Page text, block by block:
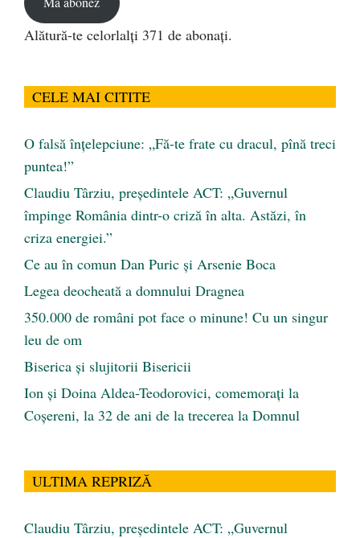
Alătură-te celorlalți 371 de abonați.
CELE MAI CITITE
O falsă înțelepciune: „Fă-te frate cu dracul, pînă treci
puntea!”
Claudiu Târziu, președintele ACT: „Guvernul
împinge România dintr-o criză în alta. Astăzi, în
criza energiei.”
Ce au în comun Dan Puric şi Arsenie Boca
Legea deocheată a domnului Dragnea
350.000 de români pot face o minune! Cu un singur
leu de om
Biserica și slujitorii Bisericii
Ion și Doina Aldea-Teodorovici, comemorați la
Coșereni, la 32 de ani de la trecerea la Domnul
ULTIMA REPRIZĂ
Claudiu Târziu, președintele ACT: „Guvernul